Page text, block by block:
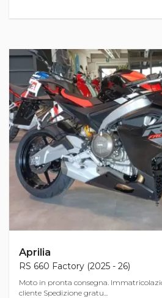
Aprilia
RS 660 Factory (2025 - 26)
Moto in pronta consegna.
cliente Spedizione gratu...